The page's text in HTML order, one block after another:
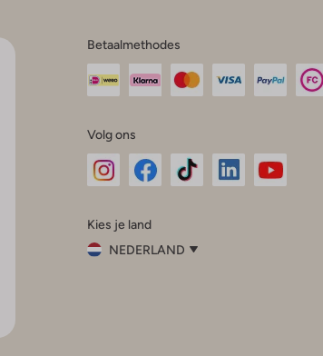
Betaalmethodes
Volg ons
InstagramFacebook
Kies je land
NEDERLAND